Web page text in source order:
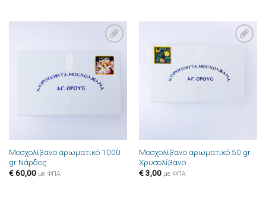
στην λίστα
επιθυμιών
Μοσχολίβανο αρωματικό 1000
gr Νάρδος
€60,00 με ΦΠΑ
επιθυμιών
Μοσχολίβανο αρωματικό 50 gr
Χρυσολίβανο
€3,00 με ΦΠΑ